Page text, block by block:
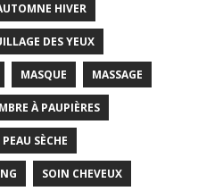
HIVER
DES YEUX
MASQUE MASSAGE
À PAUPIÈRES
PEAU SÈCHE
SOIN CHEVEUX